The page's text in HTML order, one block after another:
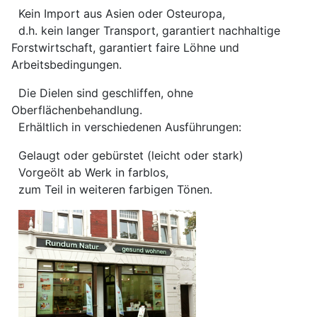
Kein Import aus Asien oder Osteuropa,
d.h. kein langer Transport, garantiert nachhaltige
Forstwirtschaft, garantiert faire Löhne und
Arbeitsbedingungen.
Die Dielen sind geschliffen, ohne
Oberflächenbehandlung.
Erhältlich in verschiedenen Ausführungen:
Gelaugt oder gebürstet (leicht oder stark)
Vorgeölt ab Werk in farblos,
zum Teil in weiteren farbigen Tönen.